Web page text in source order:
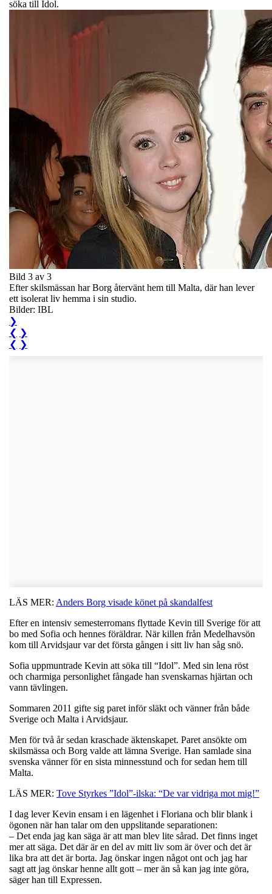
söka till Idol.
Bild 3 av 3
Efter skilsmässan har Borg återvänt hem till Malta, där han lever
ett isolerat liv hemma i sin studio.
Bilder: IBL
❯
❮ ❯
❮ ❯
LÄS MER: Anders Borg visade könet på skandalfest
Efter en intensiv semesterromans flyttade Kevin till Sverige för att
bo med Sofia och hennes föräldrar. När killen från Medelhavsön
kom till Arvidsjaur var det första gången i sitt liv han såg snö.
Sofia uppmuntrade Kevin att söka till “Idol”. Med sin lena röst
och charmiga personlighet fångade han svenskarnas hjärtan och
vann tävlingen.
Sommaren 2011 gifte sig paret inför släkt och vänner från både
Sverige och Malta i Arvidsjaur.
Men för två år sedan kraschade äktenskapet. Paret ansökte om
skilsmässa och Borg valde att lämna Sverige. Han samlade sina
svenska vänner för en sista minnesstund och for sedan hem till
Malta.
LÄS MER: Tove Styrkes ”Idol”-ilska: “De var vidriga mot mig!”
I dag lever Kevin ensam i en lägenhet i Floriana och blir blank i
ögonen när han talar om den uppslitande separationen:
– Det enda jag kan säga är att man blev lite sårad. Det finns inget
mer att säga. Det där är en del av mitt liv som är över och det är
lika bra att det är borta. Jag önskar ingen något ont och jag har
sagt att jag önskar henne allt gott – mer än så kan jag inte göra,
säger han till Expressen.